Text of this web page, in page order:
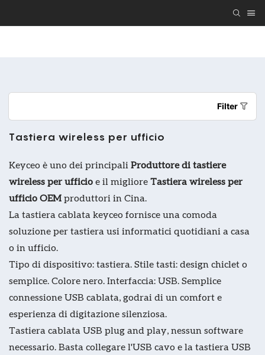
Filter
Tastiera wireless per ufficio
Keyceo è uno dei principali Produttore di tastiere
wireless per ufficio e il migliore Tastiera wireless per
ufficio OEM produttori in Cina.
La tastiera cablata keyceo fornisce una comoda
soluzione per tastiera usi informatici quotidiani a casa
o in ufficio.
Tipo di dispositivo: tastiera. Stile tasti: design chiclet o
semplice. Colore nero. Interfaccia: USB. Semplice
connessione USB cablata, godrai di un comfort e
esperienza di digitazione silenziosa.
Tastiera cablata USB plug and play, nessun software
necessario. Basta collegare l'USB cavo e la tastiera USB